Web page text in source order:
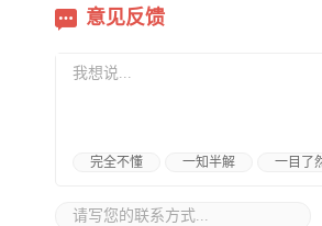
意见反馈
完全不懂 一知半解 一目了